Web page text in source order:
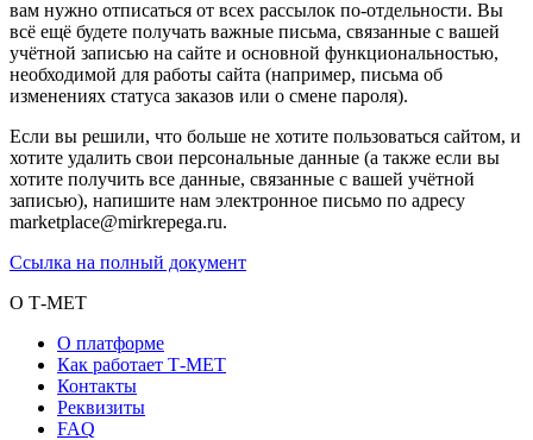
вам нужно отписаться от всех рассылок по-отдельности. Вы
всё ещё будете получать важные письма, связанные с вашей
учётной записью на сайте и основной функциональностью,
необходимой для работы сайта (например, письма об
изменениях статуса заказов или о смене пароля).
Если вы решили, что больше не хотите пользоваться сайтом, и
хотите удалить свои персональные данные (а также если вы
хотите получить все данные, связанные с вашей учётной
записью), напишите нам электронное письмо по адресу
marketplace@mirkrepega.ru.
Ссылка на полный документ
О Т-МЕТ
О платформе
Как работает Т-МЕТ
Контакты
Реквизиты
FAQ